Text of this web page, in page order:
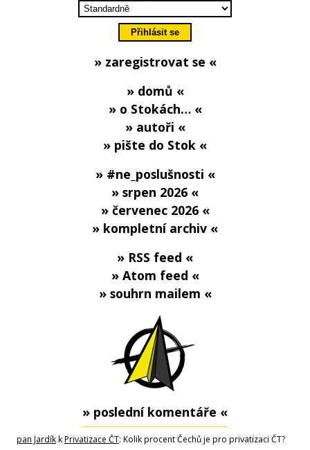
» zaregistrovat se «
» domů «
» o Stokách… «
» autoři «
» pište do Stok «
» #ne_poslušnosti «
» srpen 2026 «
» červenec 2026 «
» kompletní archiv «
» RSS feed «
» Atom feed «
» souhrn mailem «
» poslední komentáře «
pan JardíkkPrivatizace ČT: Kolik procent Čechů je pro privatizaci ČT?